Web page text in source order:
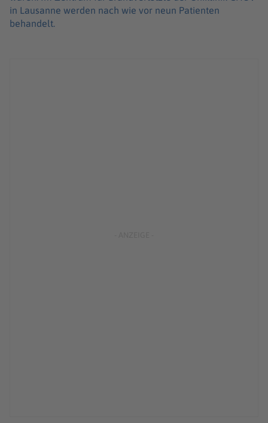
in Lausanne werden nach wie vor neun Patienten
behandelt.